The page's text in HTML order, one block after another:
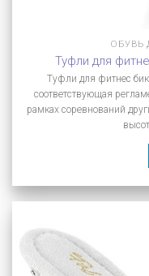
ОБУВЬ
Туфли для
Туфли для фитнес
соответствующая
рамках соревнований